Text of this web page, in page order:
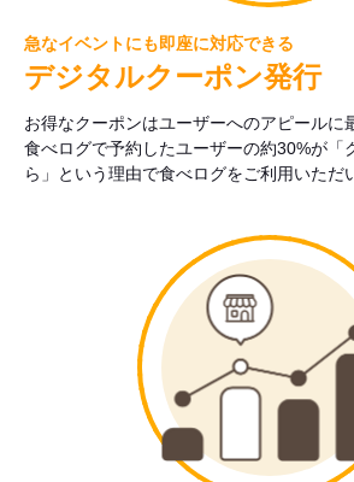
急なイベントにも即座に対応できる
デジタルクーポン発行
お得なクーポンはユーザーへのアピールに
食べログで予約したユーザーの約30%が「
ら」という理由で食べログをご利用いただ